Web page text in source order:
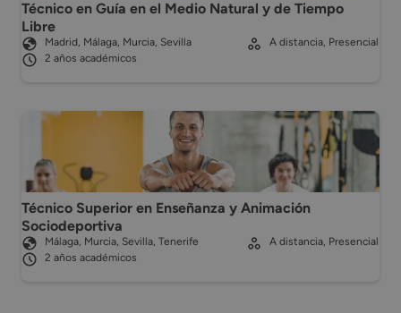
Técnico en Guía en el Medio Natural y de Tiempo
Libre
Madrid, Málaga, Murcia, Sevilla
2 años académicos
A distancia, Presencial
Técnico Superior en Enseñanza y Animación
Sociodeportiva
Málaga, Murcia, Sevilla, Tenerife
2 años académicos
A distancia, Presencial